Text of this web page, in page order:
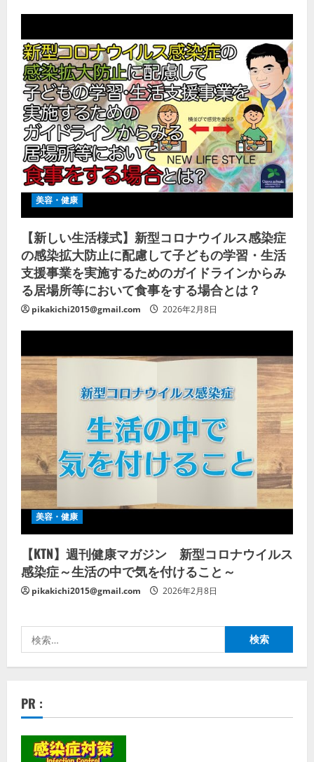
美容・健康
【新しい生活様式】新型コロナウイルス感染症
の感染拡大防止に配慮して子どもの学習・生活
支援事業を実施するためのガイドラインからみ
る居場所等において食事をする場合とは？
pikakichi2015@gmail.com 2026年2月8日
美容・健康
【KTN】週刊健康マガジン 新型コロナウイルス
感染症～生活の中で気を付けること～
pikakichi2015@gmail.com 2026年2月8日
索:
PR :